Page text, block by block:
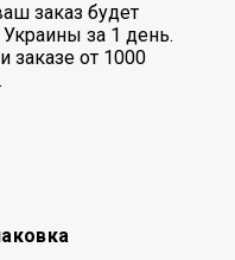
заказ будет
за 1 день.
заказе от 1000